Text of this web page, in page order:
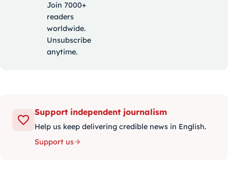
Join 7000+
readers
worldwide.
Unsubscribe
anytime.
Support independent journalism
Help us keep delivering credible news in English.
Support us